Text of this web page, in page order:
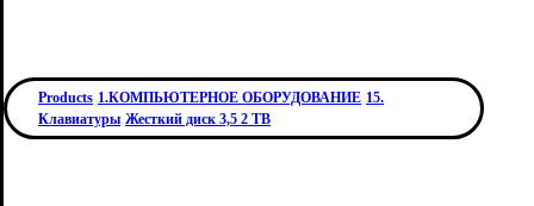
Products 1.КОМПЬЮТЕРНОЕ ОБОРУДОВАНИЕ 15.
Клавиатуры Жесткий диск 3,5 2 TB